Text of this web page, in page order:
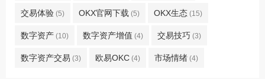
交易体验 (5) OKX官网下载 (5) OKX生态 (15)
数字资产 (10) 数字资产增值 (4) 交易技巧 (3)
数字资产交易 (3) 欧易OKC (4) 市场情绪 (4)